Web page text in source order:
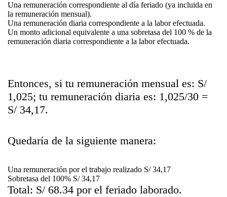
Una remuneración correspondiente al día feriado (ya incluida en
la remuneración mensual).
Una remuneración diaria correspondiente a la labor efectuada.
Un monto adicional equivalente a una sobretasa del 100 % de la
remuneración diaria correspondiente a la labor efectuada.
Entonces, si tu remuneración mensual es: S/
1,025; tu remuneración diaria es: 1,025/30 =
S/ 34,17.
Quedaría de la siguiente manera:
Una remuneración por el trabajo realizado S/ 34,17
Sobretasa del 100% S/ 34,17
Total: S/ 68.34 por el feriado laborado.